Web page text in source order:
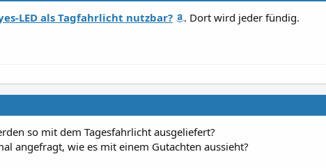
LED als Tagfahrlicht nutzbar? . Dort wird jeder fündig.
so mit dem Tagesfahrlicht ausgeliefert?
angefragt, wie es mit einem Gutachten aussieht?